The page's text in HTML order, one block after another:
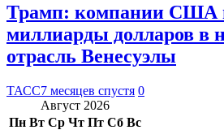
Трамп: компании США
миллиарды долларов в
отрасль Венесуэлы
ТАСС7 месяцев спустя 0
Август 2026
Пн Вт Ср Чт Пт Сб Вс